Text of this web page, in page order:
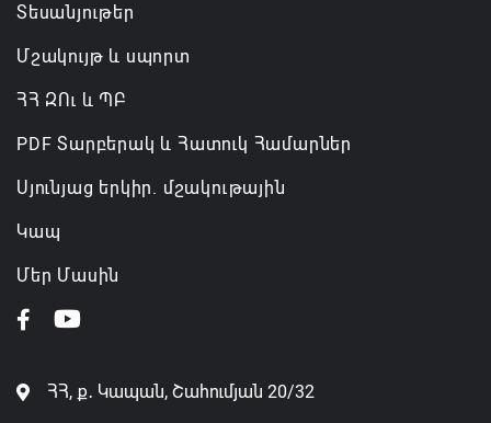
Տեսանյութեր
Մշակույթ և սպորտ
ՀՀ ԶՈւ և ՊԲ
PDF Տարբերակ և Հատուկ Համարներ
Սյունյաց երկիր. մշակութային
Կապ
Մեր Մասին
ՀՀ, ք․ Կապան, Շահումյան 20/32